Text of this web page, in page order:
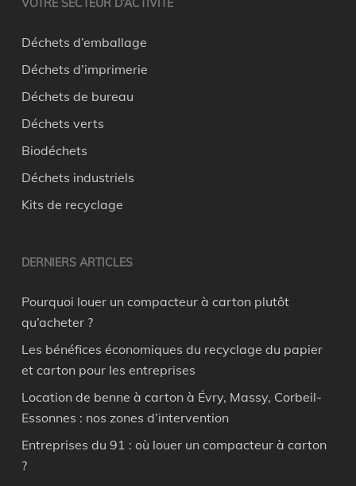
VOTRE SECTEUR D’ACTIVITE
Déchets d’emballage
Déchets d’imprimerie
Déchets de bureau
Déchets verts
Biodéchets
Déchets industriels
Kits de recyclage
DERNIERS ARTICLES
Pourquoi louer un compacteur à carton plutôt
qu’acheter ?
Les bénéfices économiques du recyclage du papier
et carton pour les entreprises
Location de benne à carton à Évry, Massy, Corbeil-
Essonnes : nos zones d’intervention
Entreprises du 91 : où louer un compacteur à carton
?